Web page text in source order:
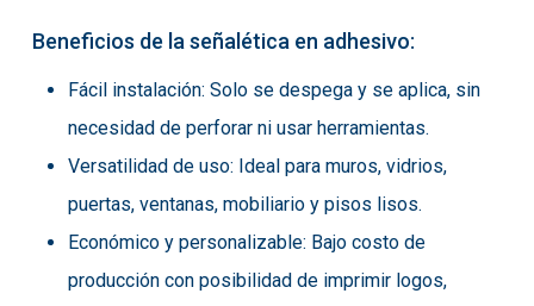
Beneficios de la señalética en adhesivo:
Fácil instalación: Solo se despega y se aplica, sin
necesidad de perforar ni usar herramientas.
Versatilidad de uso: Ideal para muros, vidrios,
puertas, ventanas, mobiliario y pisos lisos.
Económico y personalizable: Bajo costo de
producción con posibilidad de imprimir logos,